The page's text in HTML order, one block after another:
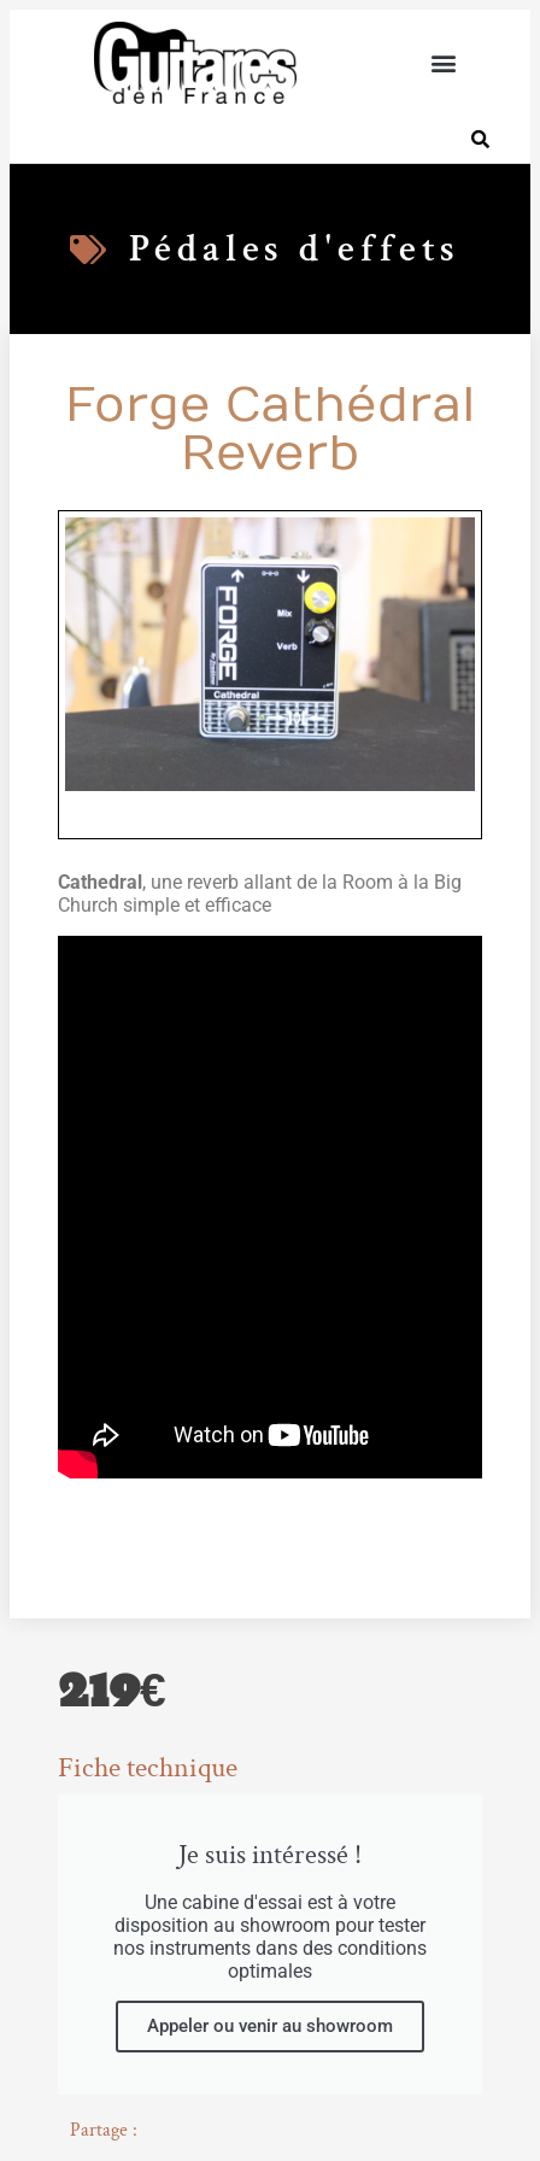
Pédales d'effets
Forge Cathédral
Reverb
Cathedral, une reverb allant de la Room à la Big
Church simple et efficace
219€
Fiche technique
Je suis intéressé !
Une cabine d'essai est à votre
disposition au showroom pour tester
nos instruments dans des conditions
optimales
Appeler ou venir au showroom
Partage :